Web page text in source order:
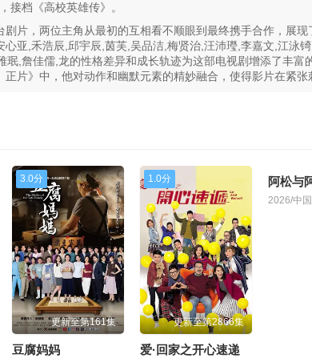
接档《高校英雄传》。
剧片，两位主角从最初的互相看不顺眼到最终携手合作，展
心亚,禾浩辰,邱宇辰,茵芙,吴品洁,梅贤治,汪沛㼆,李嘉文,江泳
珉,詹佳儒,龙的性格差异和成长轨迹为这部电视剧增添了丰
片》中，他对动作和幽默元素的精妙融合，使得影片在紧张
3.0分
更新至第161集
豆腐妈妈
1.0分
更新至第2866集
爱·回家之开心速递
7.0分